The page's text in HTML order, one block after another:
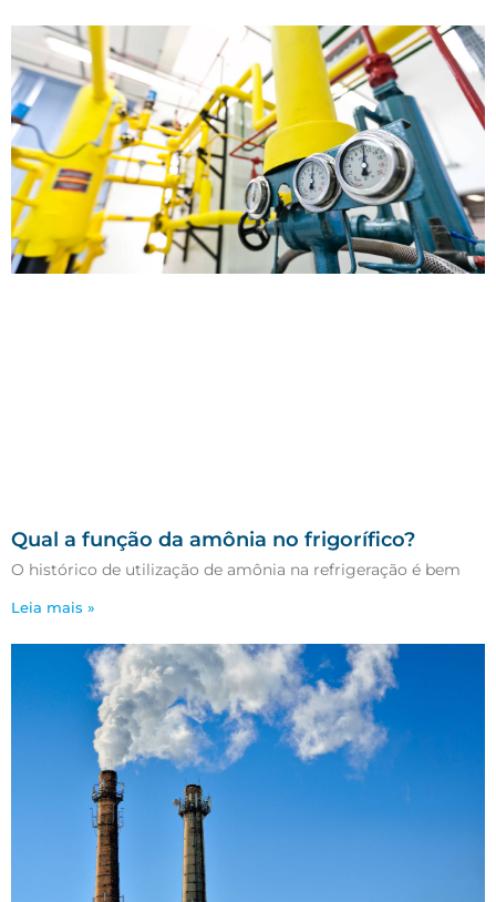
Qual a função da amônia no frigorífico?
O histórico de utilização de amônia na refrigeração é bem
Leia mais »